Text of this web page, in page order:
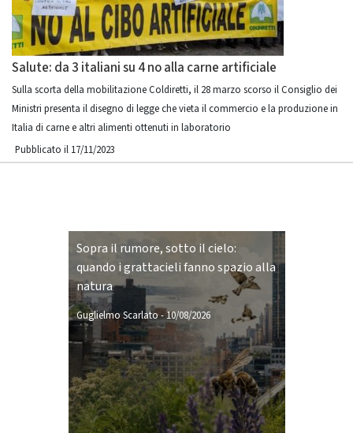
Salute: da 3 italiani su 4 no alla carne artificiale
Sulla scorta della mobilitazione Coldiretti, il 28 marzo scorso il Consiglio dei
Ministri presenta il disegno di legge che vieta il commercio e la produzione in
Italia di carne e altri alimenti ottenuti in laboratorio
Pubblicato il 17/11/2023
Sopra il rumore, sotto il cielo:
quando i grattacieli fanno spazio alla
natura
Guglielmo Scarlato-10/08/2026